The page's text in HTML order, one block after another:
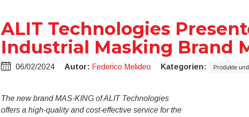
ALIT Technologies
Industrial Masking Brand
06/02/2024 Autor: Federico Melideo Kategorien: Produkte
The new brand MAS-KING of ALIT Technologies
offers a high-quality and cost-effective service for the